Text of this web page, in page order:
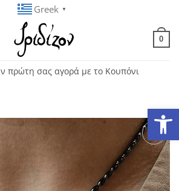
Greek ▼
0
πρώτη σας αγορά με το Κουπόνι
Add to
wishlist